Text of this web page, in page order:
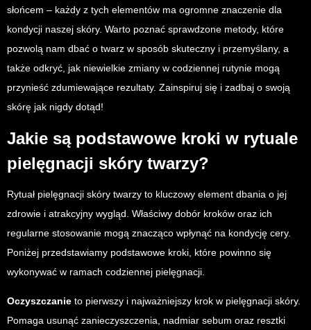
słońcem – każdy z tych elementów ma ogromne znaczenie dla
kondycji naszej skóry. Warto poznać sprawdzone metody, które
pozwolą nam dbać o twarz w sposób skuteczny i przemyślany, a
także odkryć, jak niewielkie zmiany w codziennej rutynie mogą
przynieść zdumiewające rezultaty. Zainspiruj się i zadbaj o swoją
skórę jak nigdy dotąd!
Jakie są podstawowe kroki w rytuale
pielęgnacji skóry twarzy?
Rytuał pielęgnacji skóry twarzy to kluczowy element dbania o jej
zdrowie i atrakcyjny wygląd. Właściwy dobór kroków oraz ich
regularne stosowanie mogą znacząco wpłynąć na kondycję cery.
Poniżej przedstawiamy podstawowe kroki, które powinno się
wykonywać w ramach codziennej pielęgnacji.
Oczyszczanie to pierwszy i najważniejszy krok w pielęgnacji skóry.
Pomaga usunąć zanieczyszczenia, nadmiar sebum oraz resztki